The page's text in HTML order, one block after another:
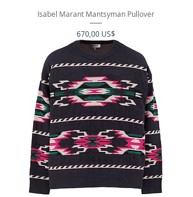
Isabel Marant Mantsyman Pullover
Precio
670,00 US$